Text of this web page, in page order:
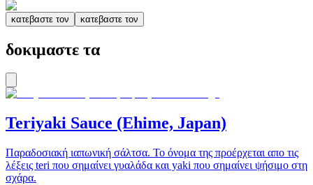
κατεβαστε τον κατεβαστε τον
δοκιμαστε τα
Teriyaki Sauce (Ehime, Japan)
Παραδοσιακή ιαπωνική σάλτσα. Το όνομα της προέρχεται απο τις
λέξεις teri που σημαίνει γυαλάδα και yaki που σημαίνει ψήσιμο στη
σχάρα.